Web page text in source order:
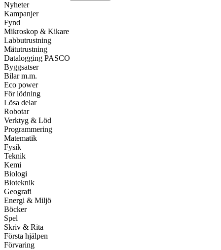
Nyheter
Kampanjer
Fynd
Mikroskop & Kikare
Labbutrustning
Mätutrustning
Datalogging PASCO
Byggsatser
Bilar m.m.
Eco power
För lödning
Lösa delar
Robotar
Verktyg & Löd
Programmering
Matematik
Fysik
Teknik
Kemi
Biologi
Bioteknik
Geografi
Energi & Miljö
Böcker
Spel
Skriv & Rita
Första hjälpen
Förvaring